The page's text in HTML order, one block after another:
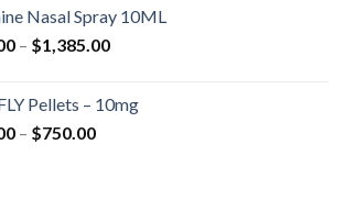
až
$4,300.00
Nasal Spray 10ML
– $1,385.00Rozpětí
až
Pellets – 10mg
– $750.00Rozpětí